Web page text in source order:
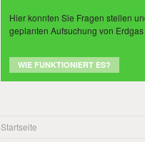
Hier konnten Sie Fragen stellen
geplanten Aufsuchung von
WIE FUNKTIONIERT ES?
Startseite